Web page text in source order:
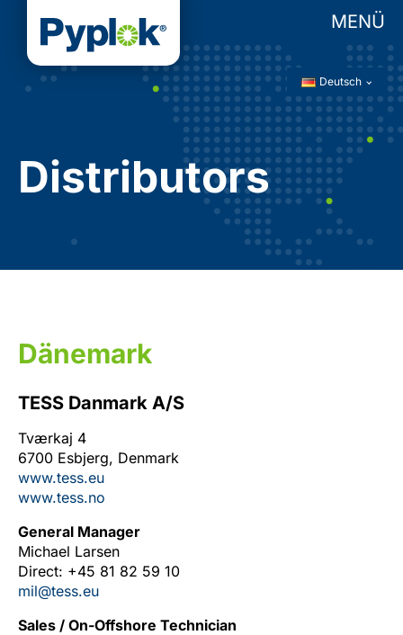
Deutsch
Distributors
Dänemark
TESS Danmark A/S
Tværkaj 4
6700 Esbjerg, Denmark
www.tess.eu
www.tess.no
General Manager
Michael Larsen
Direct: +45 81 82 59 10
mil@tess.eu
Sales / On-Offshore Technician
MENÜ